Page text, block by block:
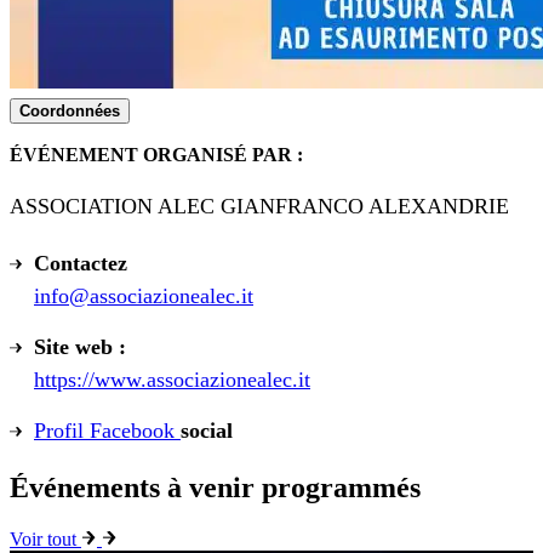
Coordonnées
ÉVÉNEMENT ORGANISÉ PAR :
ASSOCIATION ALEC GIANFRANCO ALEXANDRIE
Contactez
info@associazionealec.it
Site web :
https://www.associazionealec.it
Profil Facebook social
Événements à venir programmés
Voir tout